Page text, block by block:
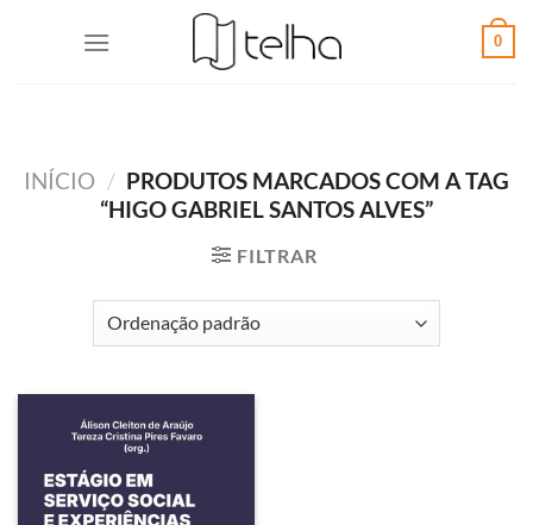
0
INÍCIO / PRODUTOS MARCADOS COM A TAG
“HIGO GABRIEL SANTOS ALVES”
FILTRAR